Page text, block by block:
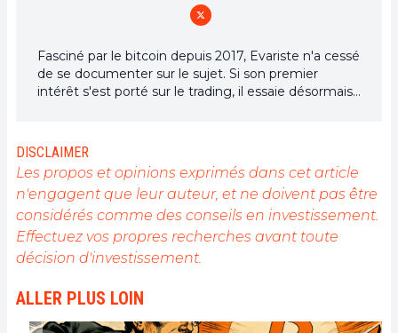
Fasciné par le bitcoin depuis 2017, Evariste n'a cessé
de se documenter sur le sujet. Si son premier
intérêt s'est porté sur le trading, il essaie désormais
rédacteur, il aspire à fournir en permanence un
travail de haute qualité qui reflète l'état du secteur
dans son ensemble.
DISCLAIMER
Les propos et opinions exprimés dans cet article
n'engagent que leur auteur, et ne doivent pas être
considérés comme des conseils en investissement.
Effectuez vos propres recherches avant toute
décision d'investissement.
ALLER PLUS LOIN